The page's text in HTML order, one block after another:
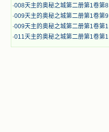
·008天主的奥秘之城第二册第1卷第8
·009天主的奥秘之城第二册第1卷第9
·009天主的奥秘之城第二册第1卷第1
·011天主的奥秘之城第二册第1卷第1